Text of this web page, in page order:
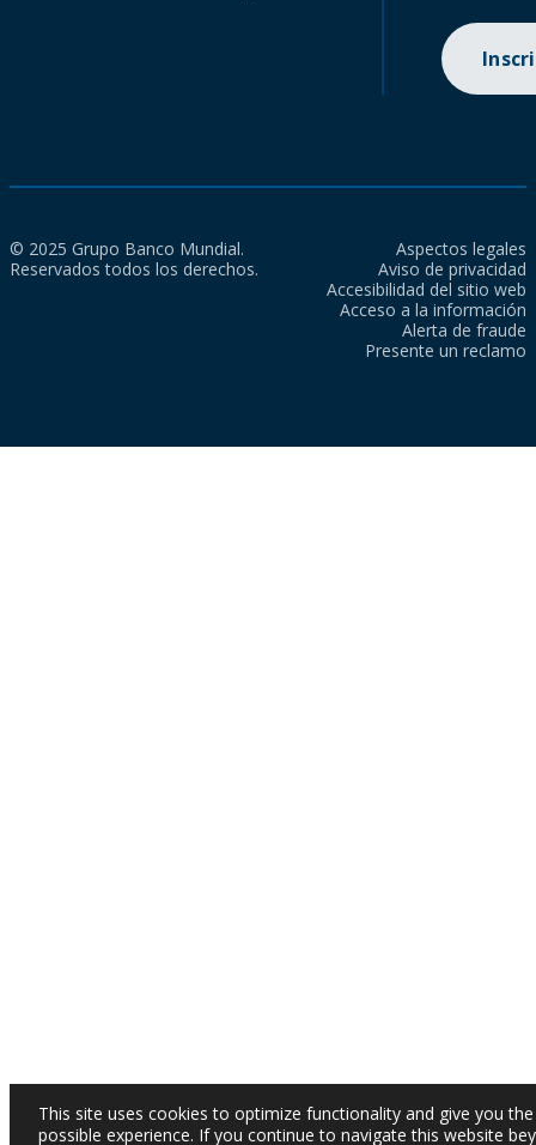
© 2025 Grupo Banco Mundial.
Reservados todos los derechos.
Aspectos legales
Aviso de privacidad
Accesibilidad del sitio web
Acceso a la información
Alerta de fraude
Presente un reclamo
This site uses cookies to optimize functionality and give you
possible experience. If you continue to navigate this website